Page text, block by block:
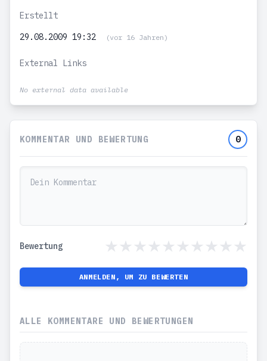
Erstellt
29.08.2009 19:32
(vor 16 Jahren)
External Links
No external data available
KOMMENTAR UND BEWERTUNG 0
Bewertung
ANMELDEN, UM ZU BEWERTEN
ALLE KOMMENTARE UND BEWERTUNGEN